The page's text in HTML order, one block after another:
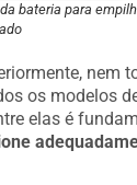
bateria para
nem
os modelos
elas é